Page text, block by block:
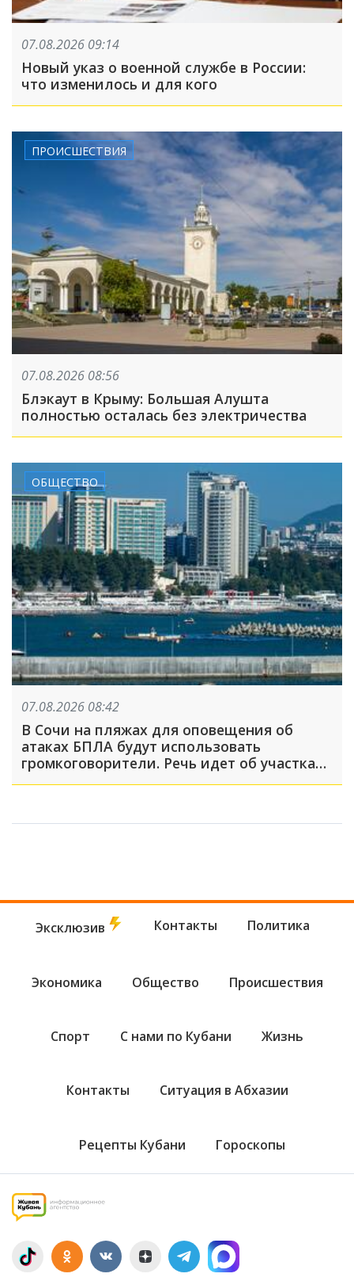
07.08.2026 09:14
Новый указ о военной службе в России:
что изменилось и для кого
ПРОИСШЕСТВИЯ
07.08.2026 08:56
Блэкаут в Крыму: Большая Алушта
полностью осталась без электричества
ОБЩЕСТВО
07.08.2026 08:42
В Сочи на пляжах для оповещения об
атаках БПЛА будут использовать
громкоговорители. Речь идет об участках,
где не слышно сирену
Эксклюзив Контакты Политика
Экономика Общество Происшествия
Спорт С нами по Кубани Жизнь
Контакты Ситуация в Абхазии
Рецепты Кубани Гороскопы